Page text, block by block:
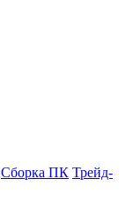
Сборка ПК Трейд-